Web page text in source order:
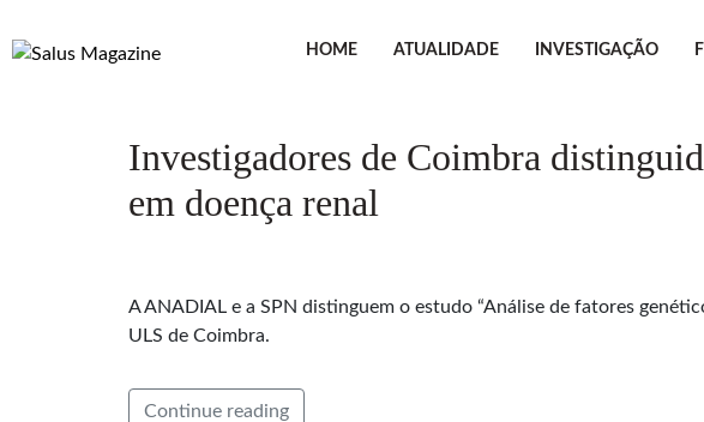
HOME ATUALIDADE INVESTIGAÇÃO
Investigadores de Coimbra
em doença renal
A ANADIAL e a SPN distinguem o estudo “Análise de fatores
ULS de Coimbra.
Continue reading